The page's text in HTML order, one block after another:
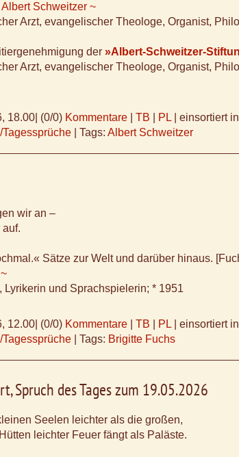
Schweitzer ~
Arzt, evangelischer Theologe, Organist,
der »Albert-Schweitzer-
Arzt, evangelischer Theologe, Organist,
18.00 (0/0) Kommentare TB PL
einsortiert
Tags: Albert Schweitzer
wir an –
Sätze zur Welt und darüber hinaus.
Lyrikerin und Sprachspielerin; * 1951
12.00 (0/0) Kommentare TB PL
einsortiert
Tags: Brigitte Fuchs
Spruch des Tages zum 19.05.2026
Seelen leichter als die großen,
leichter Feuer fängt als Paläste.